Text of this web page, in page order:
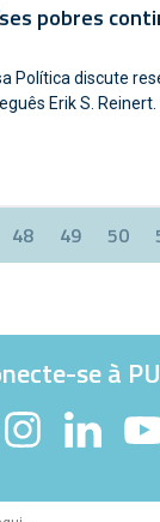
pobres
Política discute
Erik S. Reinert.
48 49 50
se à